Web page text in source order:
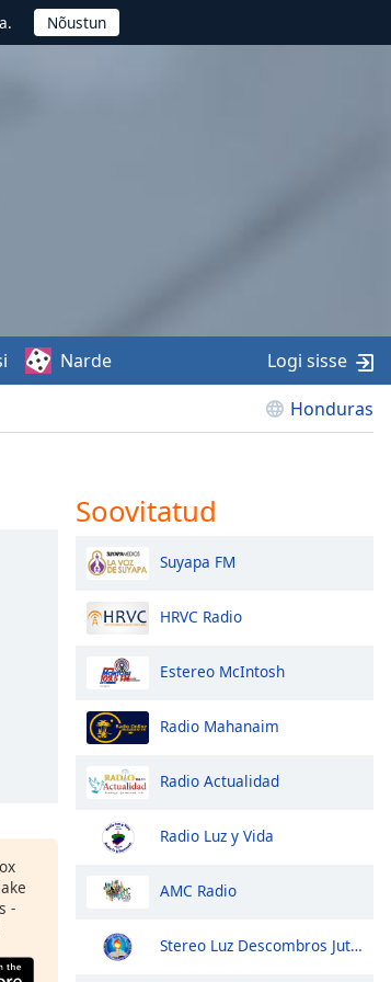
Honduras
Narde Logi sisse
-
Soovitatud
Suyapa FM
HRVC Radio
Estereo McIntosh
Radio Mahanaim
Radio Actualidad
Radio Luz y Vida
AMC Radio
Stereo Luz Descombros Jutiapa